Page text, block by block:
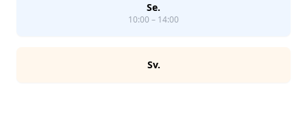
Se.
10:00 – 14:00
Sv.